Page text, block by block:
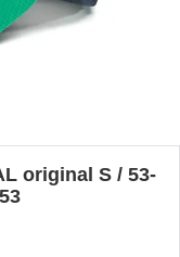
original S / 53-